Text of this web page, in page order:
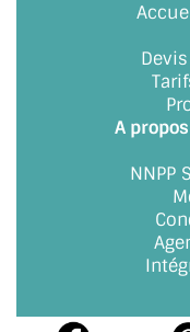
SYSTÈMES
LE CATALOGUE
ACCESSOIRES
EXEMPLES,
NUANCIER RAL
A
NNPP